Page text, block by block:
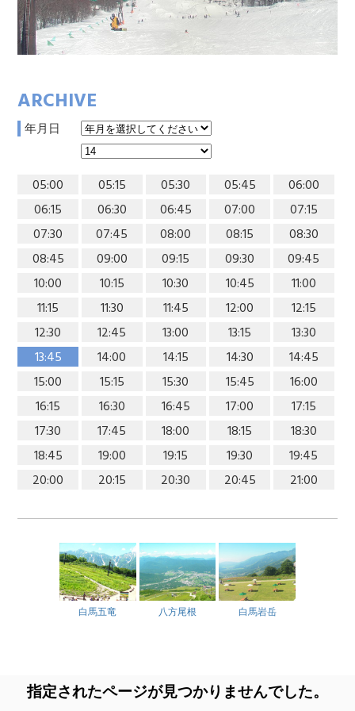
ARCHIVE
年月日
05:00 05:15 05:30 05:45
06:00
06:15
06:30 06:45 07:00
07:15
07:30
07:45 08:00 08:15
08:30
08:45
09:00 09:15 09:30
09:45
10:00
10:15 10:30 10:45
11:00
11:15
11:30 11:45 12:00
12:15
12:30
12:45 13:00 13:15
13:30
13:45
14:00 14:15 14:30
14:45
15:00
15:15 15:30 15:45
16:00
16:15
16:30 16:45 17:00
17:15
17:30
17:45 18:00 18:15
18:30
18:45
19:00 19:15 19:30
19:45
20:00
20:15 20:30 20:45 21:00
白馬五竜 八方尾根 白馬岩岳